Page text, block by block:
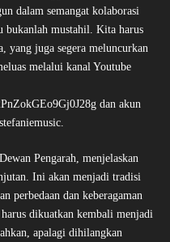
dalam semangat kolaborasi
bukanlah mustahil. Kita harus
yang juga segera meluncurkan
melalui kanal Youtube
dan akun
Pengarah, menjelaskan
Ini akan menjadi tradisi
perbedaan dan keberagaman
dikuatkan kembali menjadi
apalagi dihilangkan